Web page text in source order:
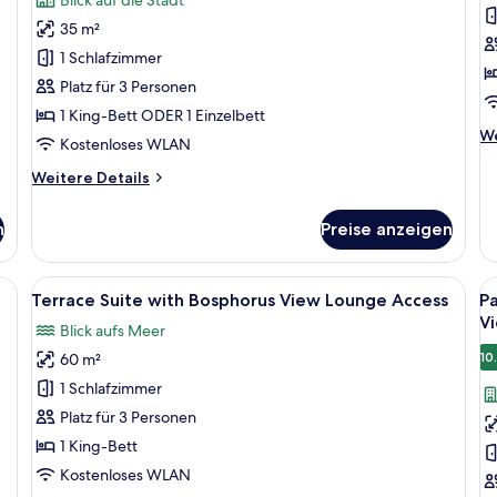
Room
with
City
View
anzeigen
35 m²
1 Schlafzimmer
Platz für 3 Personen
1 King-Bett ODER 1 Einzelbett
Kostenloses WLAN
Weitere Details
Weitere
Room
with
City
Preise anzeigen
einem großen Bett, einer aufwendigen Decke und einem großen Spiegel,
Alle
Fotos
für
Terrace
Suite
with
Bosphorus
View
Ein luxuriöses Hotelzimmer mit
5
Terrace Suite with Bosphorus View Lounge Access
Blick aufs Meer
60 m²
1 Schlafzimmer
Platz für 3 Personen
1 King-Bett
Kostenloses WLAN